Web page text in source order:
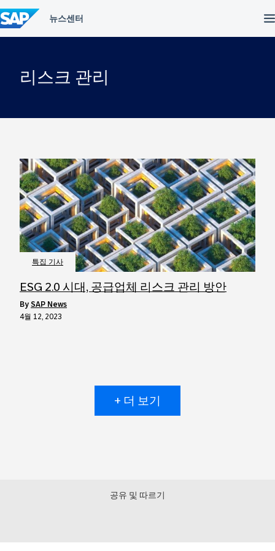
텐
츠
건
리스크 관리
특집 기사
ESG 2.0 시대, 공급업체 리스크 관리 방안
by SAP News
4월 12, 2023
+ 더 보기
공유 및 따르기